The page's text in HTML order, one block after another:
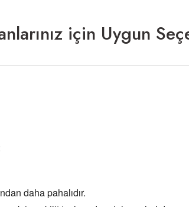
için Uygun
daha pahalıdır.